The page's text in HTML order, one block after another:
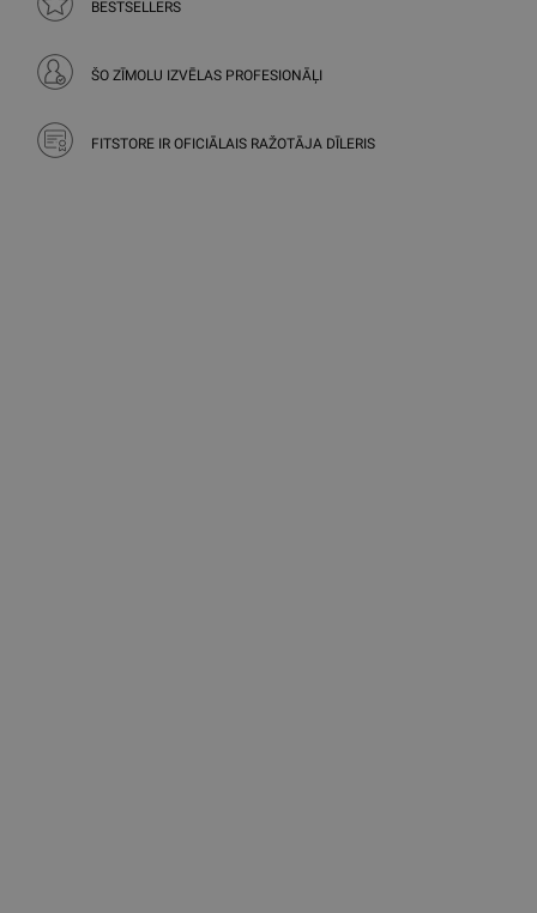
BESTSELLERS
ŠO ZĪMOLU IZVĒLAS PROFESIONĀĻI
FITSTORE IR OFICIĀLAIS RAŽOTĀJA DĪLERIS